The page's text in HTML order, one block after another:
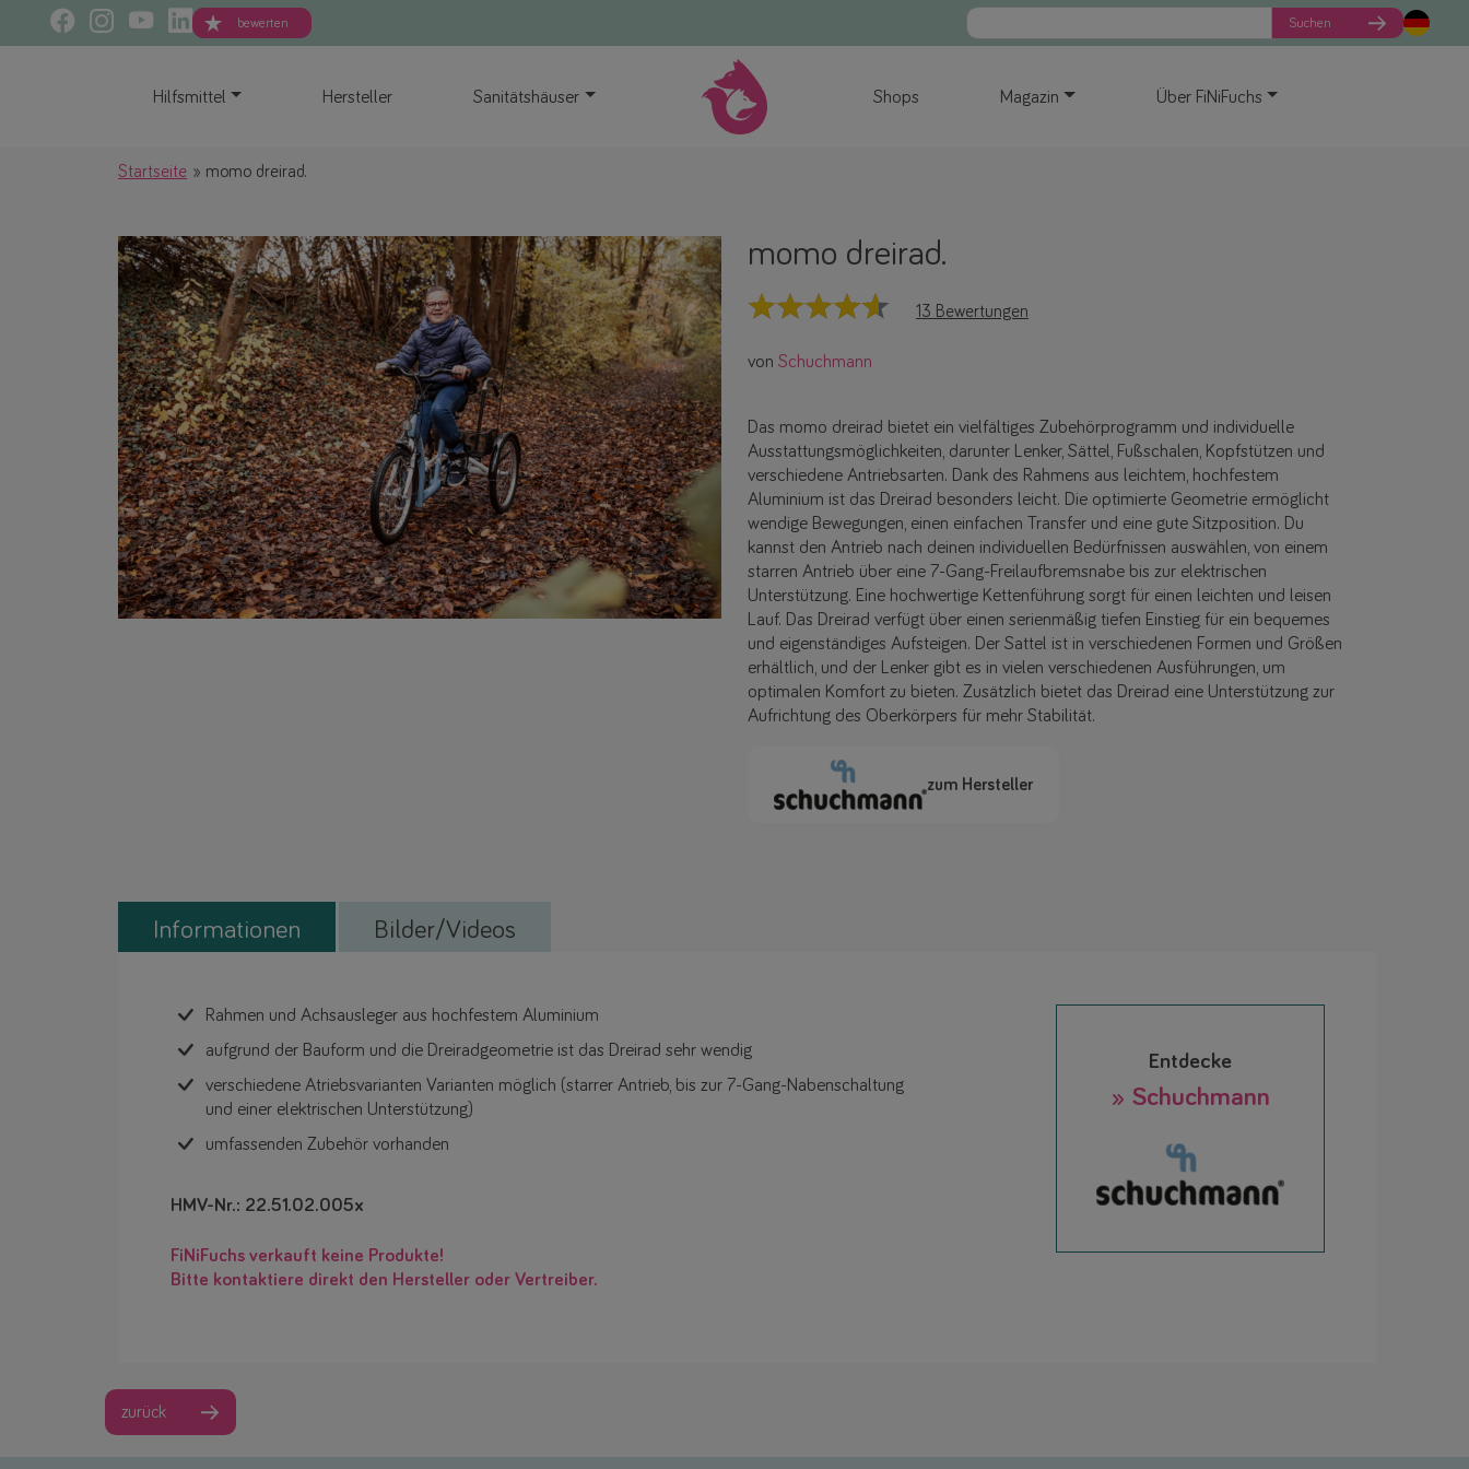
bewerten Suchen
Hilfsmittel Hersteller Sanitätshäuser Shops Magazin Über FiNiFuchs
Startseite momo dreirad.
momo dreirad.
13 Bewertungen
von Schuchmann
Das momo dreirad bietet ein vielfältiges Zubehörprogramm und individuelle
Ausstattungsmöglichkeiten, darunter Lenker, Sättel, Fußschalen, Kopfstützen und
verschiedene Antriebsarten. Dank des Rahmens aus leichtem, hochfestem
Aluminium ist das Dreirad besonders leicht. Die optimierte Geometrie ermöglicht
wendige Bewegungen, einen einfachen Transfer und eine gute Sitzposition. Du
kannst den Antrieb nach deinen individuellen Bedürfnissen auswählen, von einem
starren Antrieb über eine 7-Gang-Freilaufbremsnabe bis zur elektrischen
Unterstützung. Eine hochwertige Kettenführung sorgt für einen leichten und leisen
Lauf. Das Dreirad verfügt über einen serienmäßig tiefen Einstieg für ein bequemes
und eigenständiges Aufsteigen. Der Sattel ist in verschiedenen Formen und Größen
erhältlich, und der Lenker gibt es in vielen verschiedenen Ausführungen, um
optimalen Komfort zu bieten. Zusätzlich bietet das Dreirad eine Unterstützung zur
Aufrichtung des Oberkörpers für mehr Stabilität.
zum Hersteller
Informationen Bilder/Videos
Rahmen und Achsausleger aus hochfestem Aluminium
aufgrund der Bauform und die Dreiradgeometrie ist das Dreirad sehr wendig
verschiedene Atriebsvarianten Varianten möglich (starrer Antrieb, bis zur 7-Gang-Nabenschaltung
und einer elektrischen Unterstützung)
umfassenden Zubehör vorhanden
HMV-Nr.: 22.51.02.005x
FiNiFuchs verkauft keine Produkte!
Bitte kontaktiere direkt den Hersteller oder Vertreiber.
Entdecke
» Schuchmann
zurück